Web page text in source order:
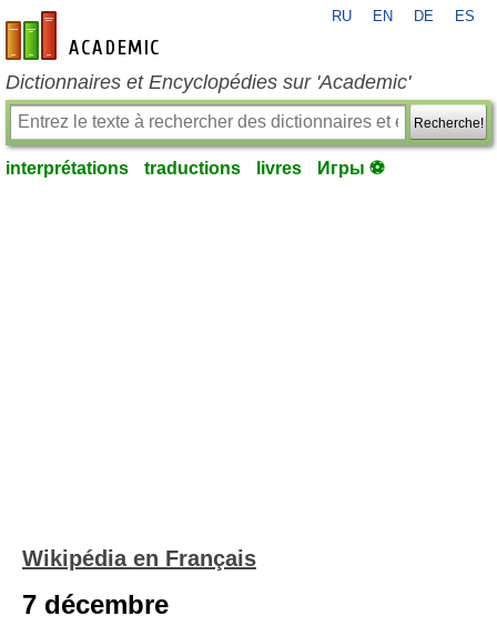
fr-academic.com
RU EN DE ES
Dictionnaires et Encyclopédies sur 'Academic'
Recherche!
interprétations traductions livres Игры ⚽
Wikipédia en Français
7 décembre